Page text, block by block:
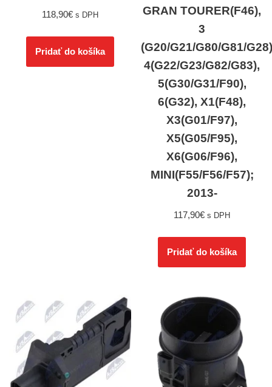
118,90€ s DPH
Pridať do košíka
GRAN TOURER(F46),
3
(G20/G21/G80/G81/
4(G22/G23/G82/G83),
5(G30/G31/F90),
6(G32), X1(F48),
X3(G01/F97),
X5(G05/F95),
X6(G06/F96),
MINI(F55/F56/F57);
2013-
117,90€ s DPH
Pridať do košíka